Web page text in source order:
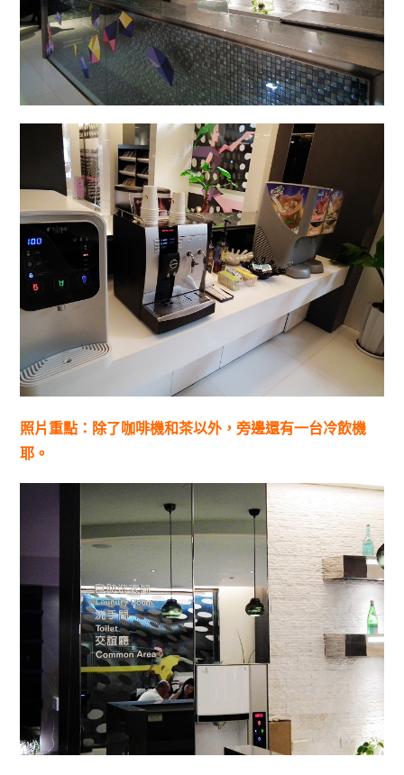
照片重點：除了咖啡機和茶以外，旁邊還有一台冷飲機
耶。